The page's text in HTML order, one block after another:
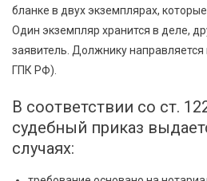
бланке в двух экземплярах,
Один экземпляр хранится в деле,
заявитель. Должнику направляется
ГПК РФ).
В соответствии со ст.
судебный приказ
случаях: